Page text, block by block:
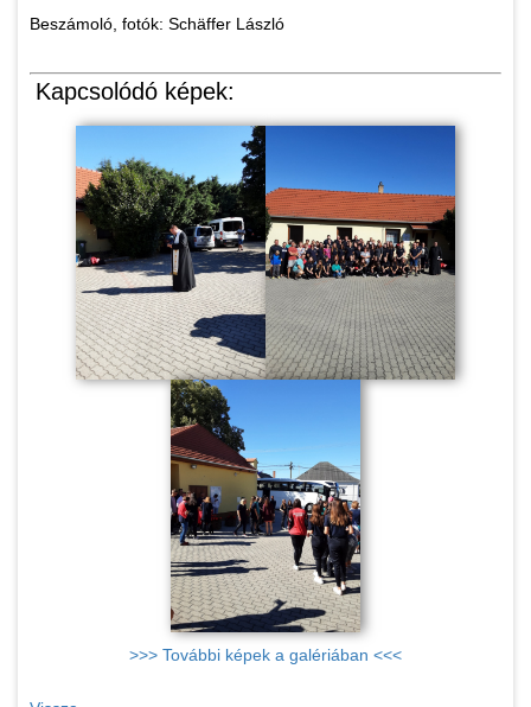
Beszámoló, fotók: Schäffer László
Kapcsolódó képek:
>>> További képek a galériában <<<